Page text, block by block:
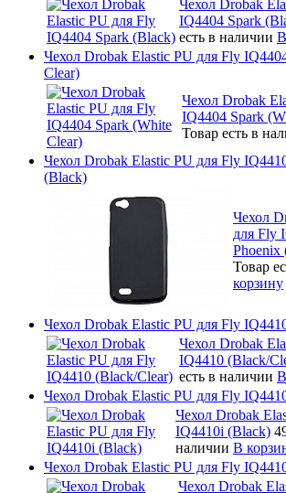
Чехол Drobak
IQ4404 Spark
есть в наличии
Чехол Drobak Elastic PU для Fly
Clear)
Чехол Drobak
IQ4404 Spark
Товар есть в
Чехол Drobak Elastic PU для Fly
(Black)
Чехол
для Fly
Phoenix
Товар
корзину
Чехол Drobak Elastic PU для Fly
Чехол Drobak
IQ4410 (Black/
есть в наличии
Чехол Drobak Elastic PU для Fly
Чехол Drobak
IQ4410i (Black)
наличии В
Чехол Drobak Elastic PU для Fly
Чехол Drobak